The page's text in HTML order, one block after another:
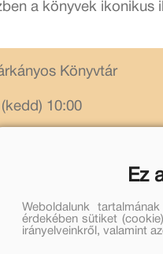
a könyvek ikonikus
Könyvtár
10:00
regisztrációhoz
A sikeres
adatkezelési
Ez
Weboldalunk
érdekében sütiket
irányelveinkről, valamint